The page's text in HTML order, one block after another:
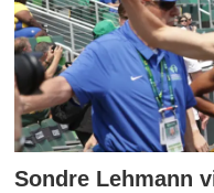
Sondre Lehmann